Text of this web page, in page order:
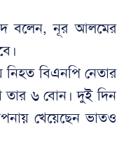
বলেন, নূর আলমের
বিএনপি নেতার
তার ৬ বোন। দুই দিন
খেয়েছেন ভাতও